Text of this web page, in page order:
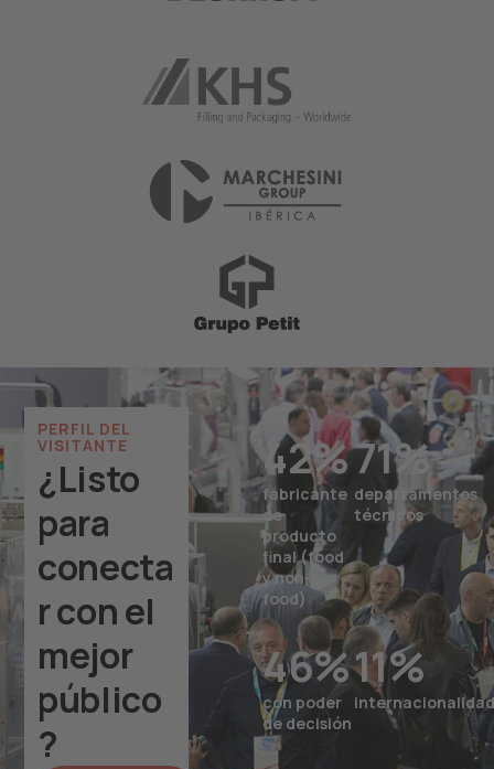
PERFIL DEL
VISITANTE
¿Listo
para
conecta
r con el
mejor
público
?
fabricante
de
producto
final (food
y non-
food)
42%
departamentos
técnicos
71%
con poder
de decisión
46%
internacionalidad
11%